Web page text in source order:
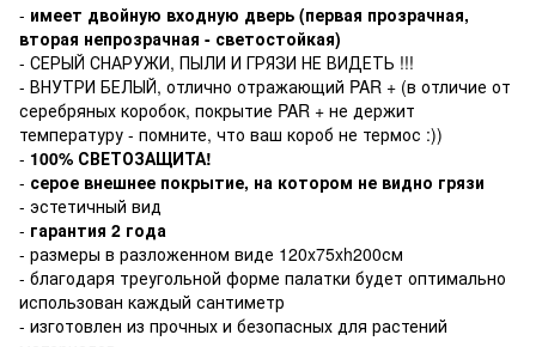
- имеет двойную входную дверь (первая прозрачная,
вторая непрозрачная - светостойкая)
- СЕРЫЙ СНАРУЖИ, ПЫЛИ И ГРЯЗИ НЕ ВИДЕТЬ !!!
- ВНУТРИ БЕЛЫЙ, отлично отражающий PAR + (в отличие от
серебряных коробок, покрытие PAR + не держит
температуру - помните, что ваш короб не термос :))
- 100% СВЕТОЗАЩИТА!
- серое внешнее покрытие, на котором не видно грязи
- эстетичный вид
- гарантия 2 года
- размеры в разложенном виде 120x75xh200см
- благодаря треугольной форме палатки будет оптимально
использован каждый сантиметр
- изготовлен из прочных и безопасных для растений